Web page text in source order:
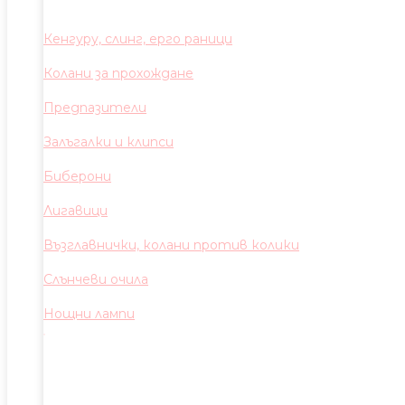
Кенгуру, слинг, ерго раници
Колани за прохождане
Предпазители
Залъгалки и клипси
Биберони
Лигавици
Възглавнички, колани против колики
Слънчеви очила
Нощни лампи